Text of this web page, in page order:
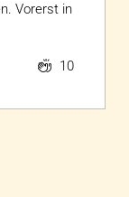
Vorerst in
10